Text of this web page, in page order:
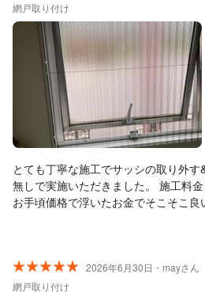
網戸取り付け
とても丁寧な施工でサッシの取り外
無しで実施いただきました。 施工料
お手頃価格で浮いたお金でそこそこ
2026年6月30日・mayさん
網戸取り付け